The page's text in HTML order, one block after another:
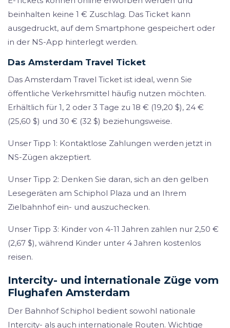
beinhalten keine 1 € Zuschlag. Das Ticket kann
ausgedruckt, auf dem Smartphone gespeichert oder
in der NS-App hinterlegt werden.
Das Amsterdam Travel Ticket
Das Amsterdam Travel Ticket ist ideal, wenn Sie
öffentliche Verkehrsmittel häufig nutzen möchten.
Erhältlich für 1, 2 oder 3 Tage zu 18 € (19,20 $), 24 €
(25,60 $) und 30 € (32 $) beziehungsweise.
Unser Tipp 1: Kontaktlose Zahlungen werden jetzt in
NS-Zügen akzeptiert.
Unser Tipp 2: Denken Sie daran, sich an den gelben
Lesegeräten am Schiphol Plaza und an Ihrem
Zielbahnhof ein- und auszuchecken.
Unser Tipp 3: Kinder von 4-11 Jahren zahlen nur 2,50 €
(2,67 $), während Kinder unter 4 Jahren kostenlos
reisen.
Intercity- und internationale Züge vom
Flughafen Amsterdam
Der Bahnhof Schiphol bedient sowohl nationale
Intercity- als auch internationale Routen. Wichtige